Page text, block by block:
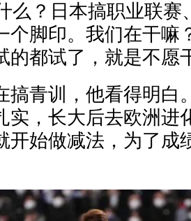
么？日本搞职业联赛
个脚印。我们在干嘛
的都试了，就是不愿
搞青训，他看得明白
实，长大后去欧洲进
开始做减法，为了成